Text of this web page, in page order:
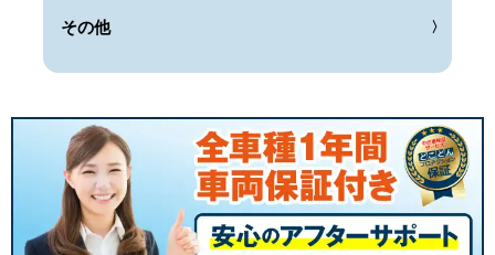
その他